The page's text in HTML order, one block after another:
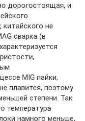
дорогостоящая, и
китайского не
сварка (в
MIG пайки,
плавится, поэтому
степени. Так
температура
намного меньше,